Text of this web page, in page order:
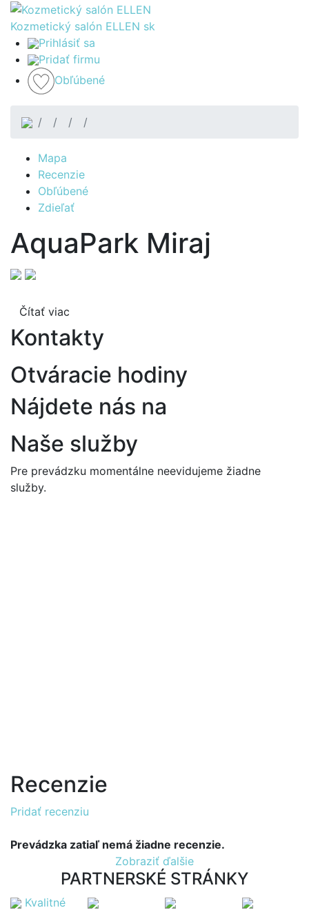
Kozmetický salón ELLEN sk
Prihlásiť sa
Pridať firmu
Obľúbené
Mapa
Recenzie
Obľúbené
Zdieľať
AquaPark Miraj
Čítať viac
Kontakty
Otváracie hodiny
Nájdete nás na
Naše služby
Pre prevádzku momentálne neevidujeme žiadne
služby.
Recenzie
Pridať recenziu
Prevádzka zatiaľ nemá žiadne recenzie.
Zobraziť ďalšie
PARTNERSKÉ STRÁNKY
Kvalitné